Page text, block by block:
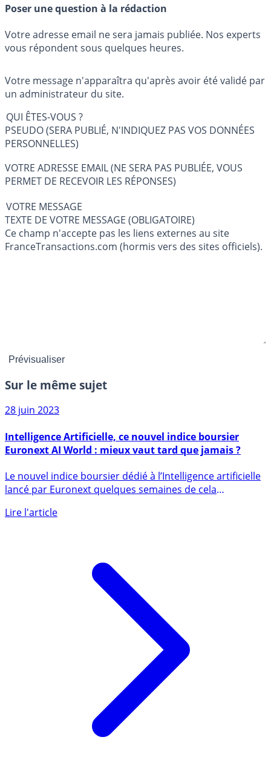
Poser une question à la rédaction
Votre adresse email ne sera jamais publiée. Nos experts
vous répondent sous quelques heures.
Votre message n'apparaîtra qu'après avoir été validé par
un administrateur du site.
QUI ÊTES-VOUS ?
PSEUDO (SERA PUBLIÉ, N'INDIQUEZ PAS VOS DONNÉES
PERSONNELLES)
VOTRE ADRESSE EMAIL (NE SERA PAS PUBLIÉE, VOUS
PERMET DE RECEVOIR LES RÉPONSES)
VOTRE MESSAGE
TEXTE DE VOTRE MESSAGE (OBLIGATOIRE)
Ce champ n'accepte pas les liens externes au site
FranceTransactions.com (hormis vers des sites officiels).
Sur le même sujet
28 juin 2023
Intelligence Artificielle, ce nouvel indice boursier
Euronext AI World : mieux vaut tard que jamais ?
lancé par Euronext quelques semaines de cela